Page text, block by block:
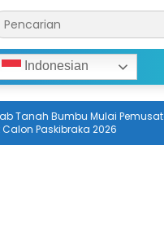
Indonesian
Tanah Bumbu Mulai Pemusatan
Paskibraka 2026